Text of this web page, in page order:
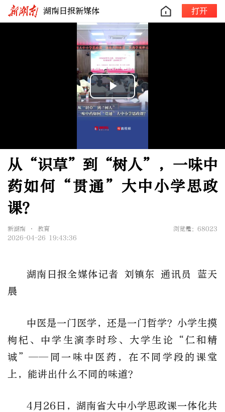
湖南日报新媒体 打开
Play
Video
从“识草”到“树人”，一味中
药如何“贯通”大中小学思政
课？
新湖南 • 教育
浏览量：68023
2026-04-26 19:43:36
湖南日报全媒体记者 刘镇东 通讯员
蓝天
晨
中医是一门医学，还是一门哲学？小学生摸
枸杞、中学生演李时珍、大学生论
“仁和精
诚”——同一味中医药，在不同学段的课堂
上，能讲出什么不同的味道？
4 月26 日，湖南省大中小学思政课一体化共